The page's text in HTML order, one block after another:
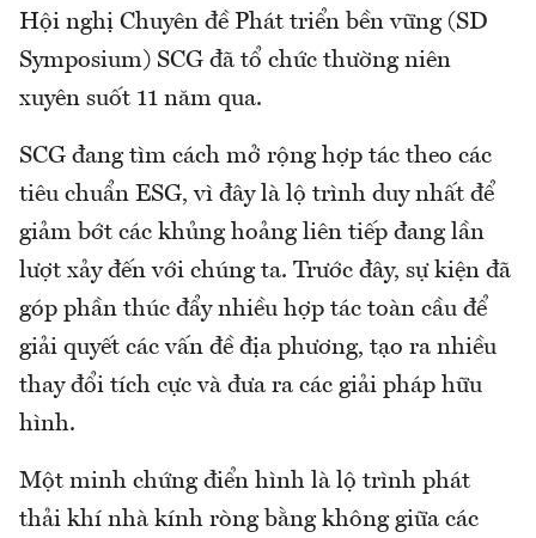
Hội nghị Chuyên đề Phát triển bền vững (SD
Symposium) SCG đã tổ chức thường niên
xuyên suốt 11 năm qua.
SCG đang tìm cách mở rộng hợp tác theo các
tiêu chuẩn ESG, vì đây là lộ trình duy nhất để
giảm bớt các khủng hoảng liên tiếp đang lần
lượt xảy đến với chúng ta. Trước đây, sự kiện đã
góp phần thúc đẩy nhiều hợp tác toàn cầu để
giải quyết các vấn đề địa phương, tạo ra nhiều
thay đổi tích cực và đưa ra các giải pháp hữu
hình.
Một minh chứng điển hình là lộ trình phát
thải khí nhà kính ròng bằng không giữa các